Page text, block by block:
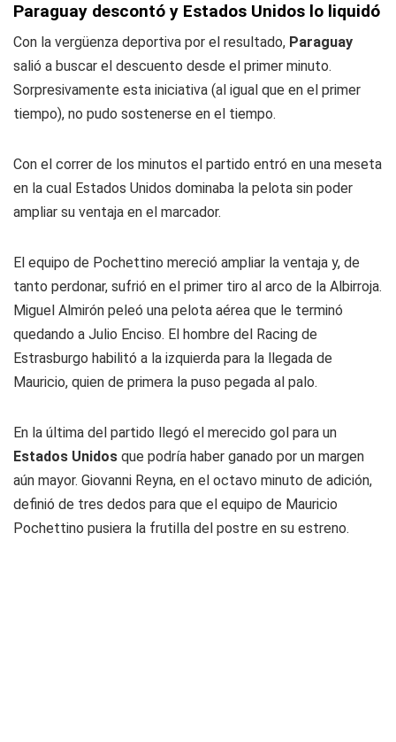
Paraguay descontó y Estados Unidos lo liquidó
Con la vergüenza deportiva por el resultado, Paraguay
salió a buscar el descuento desde el primer minuto.
Sorpresivamente esta iniciativa (al igual que en el primer
tiempo), no pudo sostenerse en el tiempo.
Con el correr de los minutos el partido entró en una meseta
en la cual Estados Unidos dominaba la pelota sin poder
ampliar su ventaja en el marcador.
El equipo de Pochettino mereció ampliar la ventaja y, de
tanto perdonar, sufrió en el primer tiro al arco de la Albirroja.
Miguel Almirón peleó una pelota aérea que le terminó
quedando a Julio Enciso. El hombre del Racing de
Estrasburgo habilitó a la izquierda para la llegada de
Mauricio, quien de primera la puso pegada al palo.
En la última del partido llegó el merecido gol para un
Estados Unidos que podría haber ganado por un margen
aún mayor. Giovanni Reyna, en el octavo minuto de adición,
definió de tres dedos para que el equipo de Mauricio
Pochettino pusiera la frutilla del postre en su estreno.